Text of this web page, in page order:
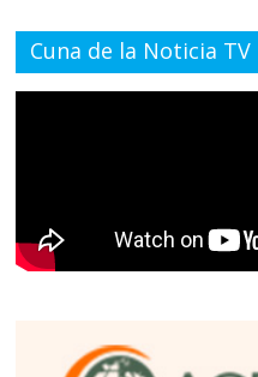
Cuna de la Noticia TV